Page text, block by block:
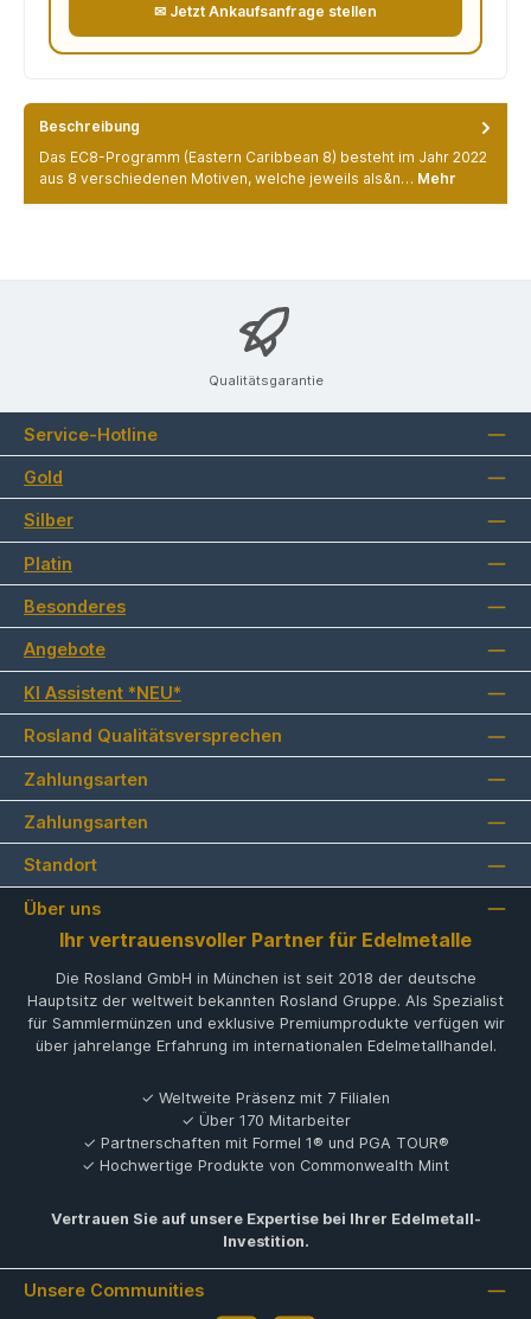
✉ Jetzt Ankaufsanfrage stellen
Beschreibung
Das EC8-Programm (Eastern Caribbean 8) besteht im Jahr 2022
aus 8 verschiedenen Motiven, welche jeweils als&n… Mehr
Qualitätsgarantie
Service-Hotline
Gold
Silber
Platin
Besonderes
Angebote
KI Assistent *NEU*
Rosland Qualitätsversprechen
Zahlungsarten
Zahlungsarten
Standort
Über uns
Ihr vertrauensvoller Partner für Edelmetalle
Die Rosland GmbH in München ist seit 2018 der deutsche
Hauptsitz der weltweit bekannten Rosland Gruppe. Als Spezialist
für Sammlermünzen und exklusive Premiumprodukte verfügen wir
über jahrelange Erfahrung im internationalen Edelmetallhandel.
✓ Weltweite Präsenz mit 7 Filialen
✓ Über 170 Mitarbeiter
✓ Partnerschaften mit Formel 1® und PGA TOUR®
✓ Hochwertige Produkte von Commonwealth Mint
Vertrauen Sie auf unsere Expertise bei Ihrer Edelmetall-
Investition.
Unsere Communities